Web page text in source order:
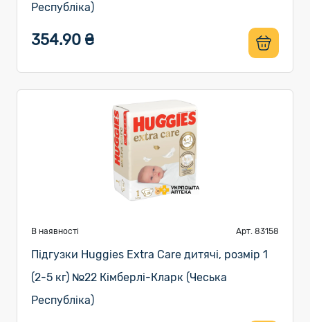
Республіка)
354.90 ₴
В наявності Арт. 83158
Підгузки Huggies Extra Care дитячі, розмір 1
(2-5 кг) №22 Кімберлі-Кларк (Чеська
Республіка)